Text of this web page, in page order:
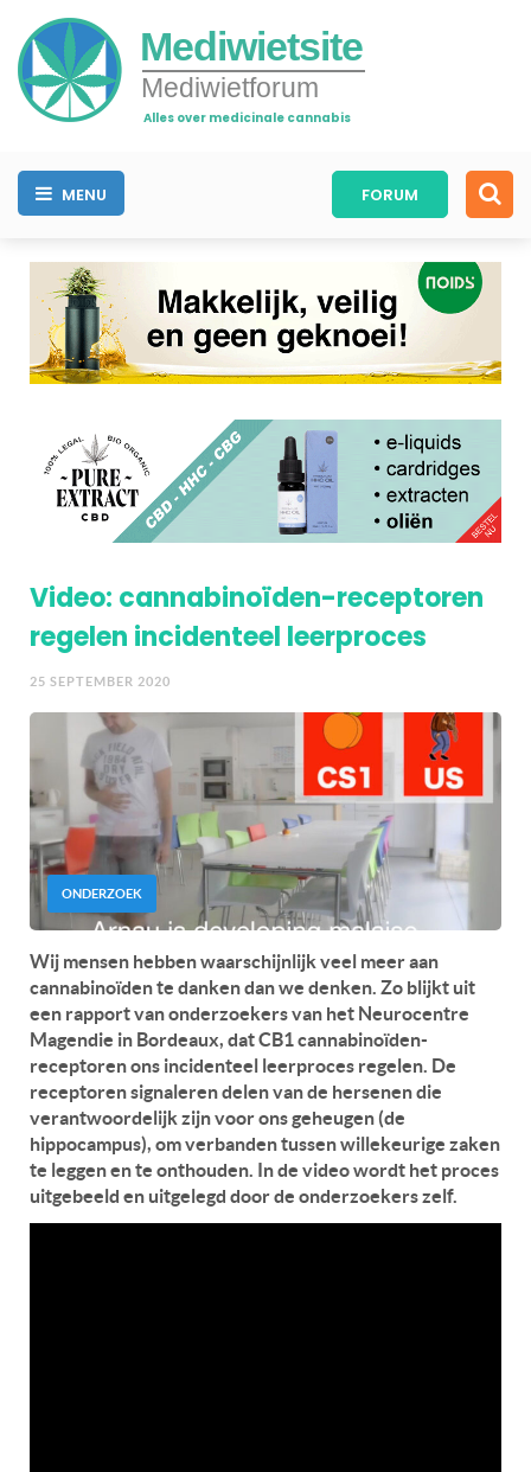
Mediwietsite
Mediwietforum
Alles over medicinale cannabis
MENU FORUM
Video: cannabinoïden-receptoren
regelen incidenteel leerproces
25 SEPTEMBER 2020
ONDERZOEK
Wij mensen hebben waarschijnlijk veel meer aan
cannabinoïden te danken dan we denken. Zo blijkt uit
een rapport van onderzoekers van het Neurocentre
Magendie in Bordeaux, dat CB1 cannabinoïden-
receptoren ons incidenteel leerproces regelen. De
receptoren signaleren delen van de hersenen die
verantwoordelijk zijn voor ons geheugen (de
hippocampus), om verbanden tussen willekeurige zaken
te leggen en te onthouden. In de video wordt het proces
uitgebeeld en uitgelegd door de onderzoekers zelf.